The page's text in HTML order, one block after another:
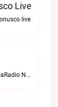
Live
live
La mas alterada de la Sierra MazatecaRadio Nanj-Ngaa live